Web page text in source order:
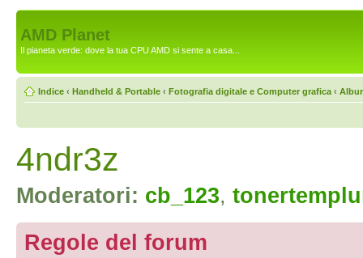
AMD Planet
Il pianeta verde: dove la tua CPU AMD si sente a casa...
Indice ‹ Handheld & Portable ‹ Fotografia digitale e Computer grafica ‹
4ndr3z
Moderatori: cb_123,
Regole del forum